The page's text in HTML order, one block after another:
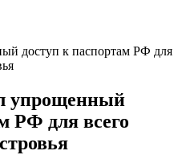
доступ к паспортам РФ для
упрощенный
РФ для всего